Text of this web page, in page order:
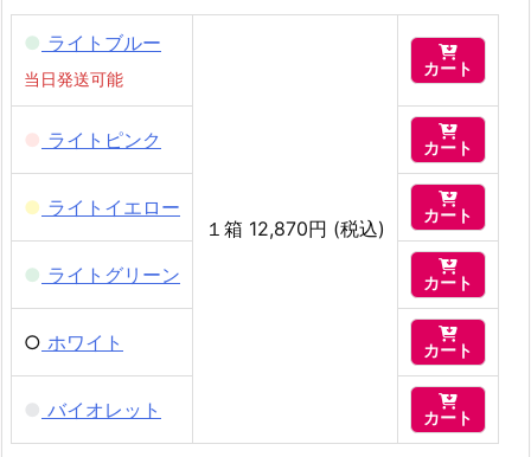
● ライトブルー
当日発送可能
１箱 12,870円 (税込)

カート
● ライトピンク

カート
● ライトイエロー

カート
● ライトグリーン

カート
○ ホワイト

カート
● バイオレット

カート